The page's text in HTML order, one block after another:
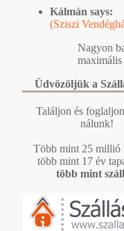
Kálmán says:
(Sziszi
Nagyon
maximális
Üdvözöljük a
Találjon és
nálunk!
Több mint 25 millió
több mint 17 év
több mint